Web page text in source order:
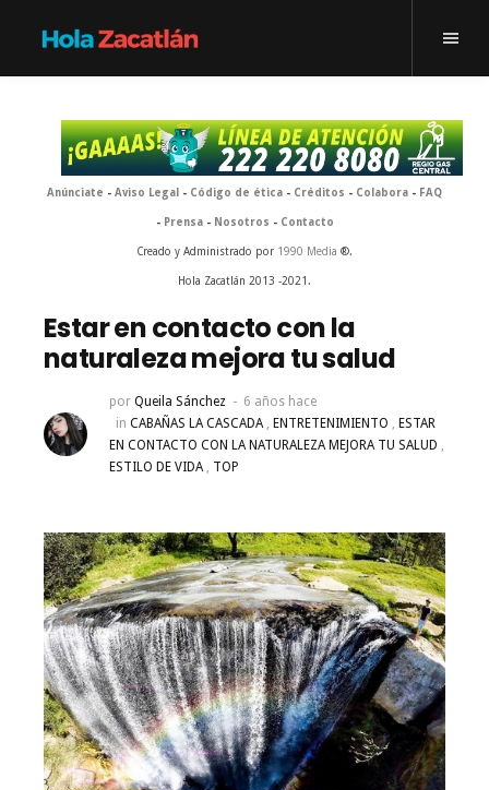
Anúnciate - Aviso Legal - Código de ética - Créditos - Colabora - FAQ
- Prensa- Nosotros - Contacto
Creado y Administrado por 1990 Media ®.
Hola Zacatlán 2013 -2021.
Estar en contacto con la
naturaleza mejora tu salud
por Queila Sánchez
6 años hace
in CABAÑAS LA CASCADA, ENTRETENIMIENTO , ESTAR
EN CONTACTO CON LA NATURALEZA MEJORA TU SALUD ,
ESTILO DE VIDA, TOP